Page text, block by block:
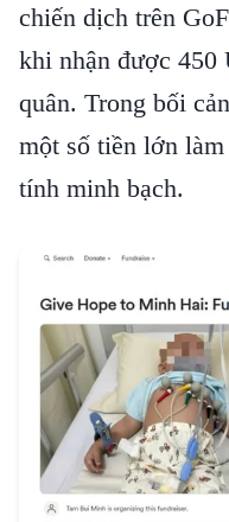
chiến dịch trên
khi nhận được 450
quân. Trong bối
một số tiền lớn
tính minh bạch.